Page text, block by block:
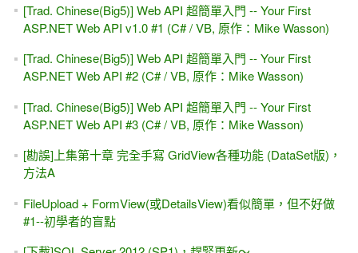
[YouTube影片] 動態加入 ASP.NET 控制項 與 事件 /
Controls.Add()
[YouTube影片] GridView + DetailsView兩者的資料與"頁數"連
動
ADO.NET #4.1（改），自己設定畫面，讓SqlDataSource幫
我「刪除」一筆資料
iframe 與 Page指示詞 之 MaintainScrollPositionOnPostback
屬性
YouTube影片 - ASP.NET(Web Form)的 PostBack入門小範例